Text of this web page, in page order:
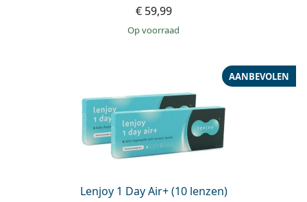
€ 59,99
op voorraad
Lenjoy 1 Day Air+ (10 lenzen)
AANBEVOLEN